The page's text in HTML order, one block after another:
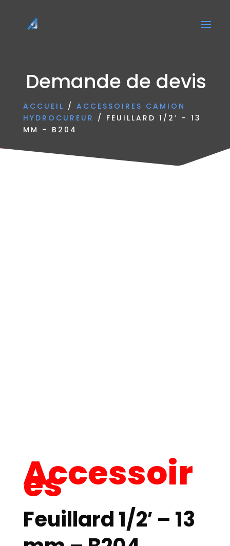
Demande de devis
ACCUEIL / ACCESSOIRES CAMION
HYDROCUREUR / FEUILLARD 1/2′ – 13
MM – B204
Accessoir
es
Feuillard 1/2′ – 13